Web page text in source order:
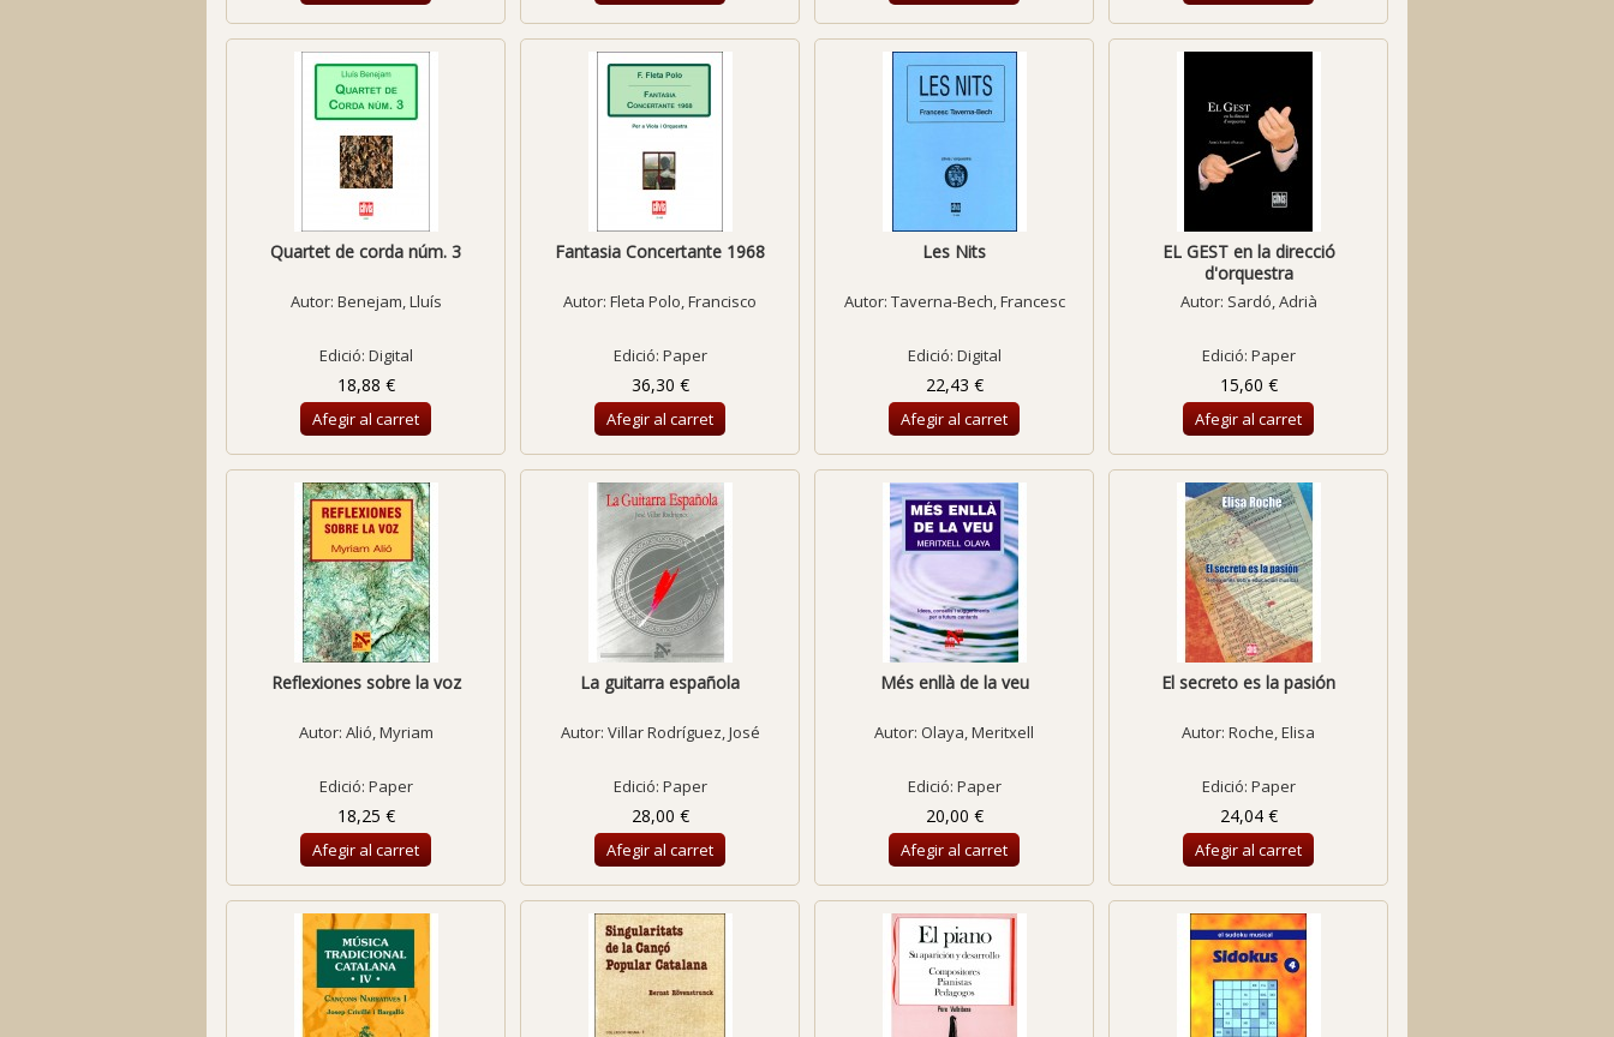
Quartet de corda núm. 3
Autor: Benejam, Lluís
Edició: Digital
18,88 €
Afegir al carret
Fantasia Concertante 1968
Autor: Fleta Polo, Francisco
Edició: Paper
36,30 €
Afegir al carret
Les Nits
Autor: Taverna-Bech, Francesc
Edició: Digital
22,43 €
Afegir al carret
EL GEST en la direcció
d'orquestra
Autor: Sardó, Adrià
Edició: Paper
15,60 €
Afegir al carret
Reflexiones sobre la voz
Autor: Alió, Myriam
Edició: Paper
18,25 €
Afegir al carret
La guitarra española
Autor: Villar Rodríguez, José
Edició: Paper
28,00 €
Afegir al carret
Més enllà de la veu
Autor: Olaya, Meritxell
Edició: Paper
20,00 €
Afegir al carret
El secreto es la pasión
Autor: Roche, Elisa
Edició: Paper
24,04 €
Afegir al carret